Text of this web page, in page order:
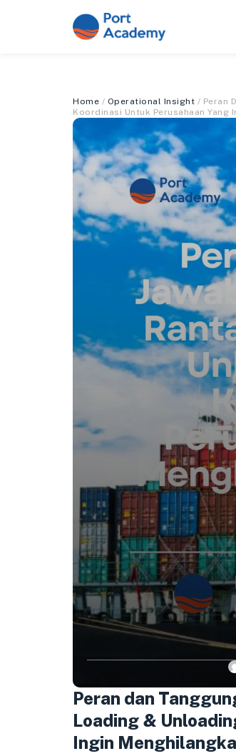
Home / Operational Insight / Peran
Koordinasi Untuk Perusahaan Yang
Peran dan
Loading &
Ingin